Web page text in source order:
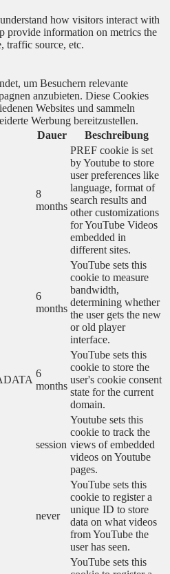
how visitors interact with
provide information on metrics the
traffic source, etc.
um Besuchern relevante
anzubieten. Diese Cookies
Websites und sammeln
Werbung bereitzustellen.
Dauer Beschreibung
8
months
PREF cookie is set
by Youtube to store
user preferences like
language, format of
search results and
other customizations
for YouTube Videos
embedded in
different sites.
6
months
YouTube sets this
cookie to measure
bandwidth,
determining whether
the user gets the new
or old player
interface.
6
months
YouTube sets this
cookie to store the
user's cookie consent
state for the current
domain.
session
Youtube sets this
cookie to track the
views of embedded
videos on Youtube
pages.
never
YouTube sets this
cookie to register a
unique ID to store
data on what videos
from YouTube the
user has seen.
YouTube sets this